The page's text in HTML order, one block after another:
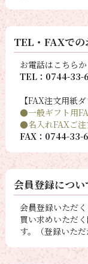
TEL・FAXでの
お電話はこちらか
TEL：0744-33-
【FAX注文用紙
●一般ギフト用
●名入れFAXご注
FAX：0744-33-
会員登録につい
会員登録いただ
買い求めいただ
す。（登録いた